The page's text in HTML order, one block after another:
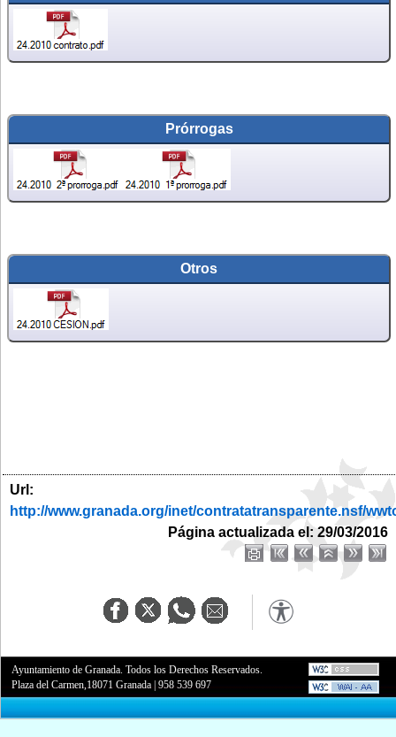
Prórrogas
Otros
Url:
http://www.granada.org/inet/contratatransparente.nsf/
Página actualizada el: 29/03/2016
Ayuntamiento de Granada. Todos los Derechos Reservados.
Plaza del Carmen,18071 Granada |958 539 697